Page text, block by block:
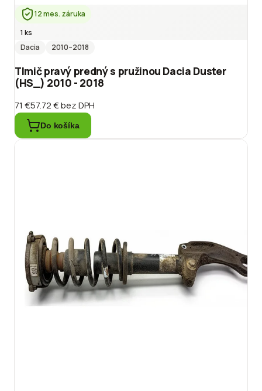
12 mes. záruka
1 ks
Dacia
2010–2018
Tlmič pravý predný s pružinou Dacia Duster
(HS_) 2010 - 2018
71 €57.72 €bez DPH
Do košíka